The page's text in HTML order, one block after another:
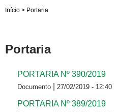
Início > Portaria
Portaria
PORTARIA Nº 390/2019
Documento 27/02/2019 - 12:40
PORTARIA Nº 389/2019